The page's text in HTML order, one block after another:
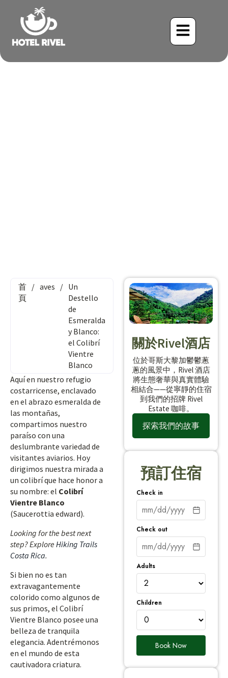
首
頁
/ aves / Un
Destello
de
Esmeralda
y Blanco:
el Colibrí
Vientre
Blanco
Aquí en nuestro refugio
costarricense, enclavado
en el abrazo esmeralda de
las montañas,
compartimos nuestro
paraíso con una
deslumbrante variedad de
visitantes aviarios. Hoy
dirigimos nuestra mirada a
un colibrí que hace honor a
su nombre: el Colibrí
Vientre Blanco
(Saucerottia edward).
Looking for the best next
step? Explore Hiking Trails
Costa Rica.
Si bien no es tan
extravagantemente
colorido como algunos de
sus primos, el Colibrí
Vientre Blanco posee una
belleza de tranquila
elegancia. Adentrémonos
en el mundo de esta
cautivadora criatura.
關於Rivel酒店
位於哥斯大黎加鬱鬱蔥
蔥的風景中，Rivel 酒店
將生態奢華與真實體驗
相結合——從寧靜的住宿
到我們的招牌 Rivel
Estate 咖啡。
探索我們的故事
預訂住宿
Check in
Check out
Adults
Children
Book Now